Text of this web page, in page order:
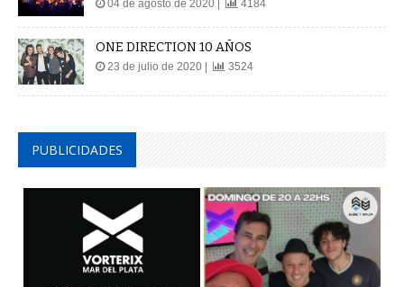
04 de agosto de 2020 | 4184
ONE DIRECTION 10 AÑOS
23 de julio de 2020 | 3524
PUBLICIDADES